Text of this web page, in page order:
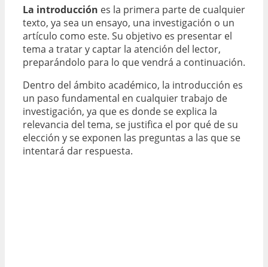
La introducción es la primera parte de cualquier
texto, ya sea un ensayo, una investigación o un
artículo como este. Su objetivo es presentar el
tema a tratar y captar la atención del lector,
preparándolo para lo que vendrá a continuación.
Dentro del ámbito académico, la introducción es
un paso fundamental en cualquier trabajo de
investigación, ya que es donde se explica la
relevancia del tema, se justifica el por qué de su
elección y se exponen las preguntas a las que se
intentará dar respuesta.